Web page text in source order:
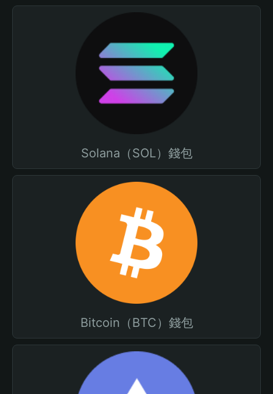
Solana（SOL）錢包
Bitcoin（BTC）錢包